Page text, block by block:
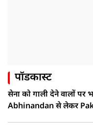
पॉडकास्ट
सेना को गाली देने वालों
Abhinandan से लेकर